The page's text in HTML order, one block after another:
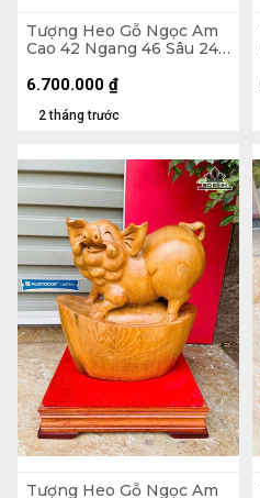
Tượng Heo Gỗ Ngọc Am
Cao 42 Ngang 46 Sâu 24
2 tháng trước
6.700.000 ₫
Tượng Heo Gỗ Ngọc Am